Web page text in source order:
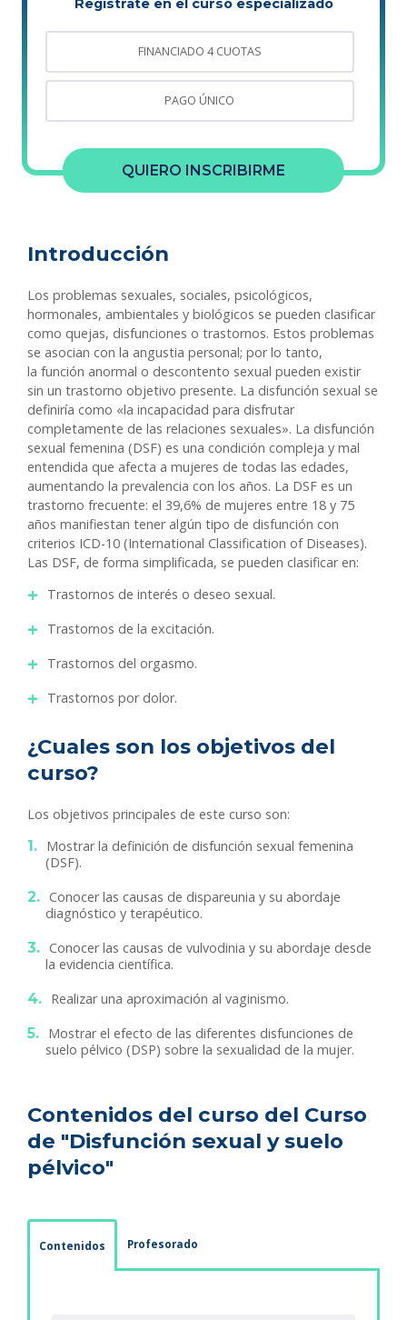
Regístrate en el curso especializado
FINANCIADO 4 CUOTAS
PAGO ÚNICO
QUIERO INSCRIBIRME
Introducción
Los problemas sexuales, sociales, psicológicos,
hormonales, ambientales y biológicos se pueden clasificar
como quejas, disfunciones o trastornos. Estos problemas
se asocian con la angustia personal; por lo tanto,
la función anormal o descontento sexual pueden existir
sin un trastorno objetivo presente. La disfunción sexual se
definiría como «la incapacidad para disfrutar
completamente de las relaciones sexuales». La disfunción
sexual femenina (DSF) es una condición compleja y mal
entendida que afecta a mujeres de todas las edades,
aumentando la prevalencia con los años. La DSF es un
trastorno frecuente: el 39,6% de mujeres entre 18 y 75
años manifiestan tener algún tipo de disfunción con
criterios ICD-10 (International Classification of Diseases).
Las DSF, de forma simplificada, se pueden clasificar en:
Trastornos de interés o deseo sexual.
Trastornos de la excitación.
Trastornos del orgasmo.
Trastornos por dolor.
¿Cuales son los objetivos del
curso?
Los objetivos principales de este curso son:
Mostrar la definición de disfunción sexual femenina
(DSF).
Conocer las causas de dispareunia y su abordaje
diagnóstico y terapéutico.
Conocer las causas de vulvodinia y su abordaje desde
la evidencia científica.
Realizar una aproximación al vaginismo.
Mostrar el efecto de las diferentes disfunciones de
suelo pélvico (DSP) sobre la sexualidad de la mujer.
Contenidos del curso del Curso
de "Disfunción sexual y suelo
pélvico"
Contenidos Profesorado